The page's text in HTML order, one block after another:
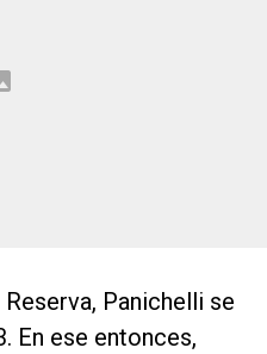
Panichelli se
En ese entonces,